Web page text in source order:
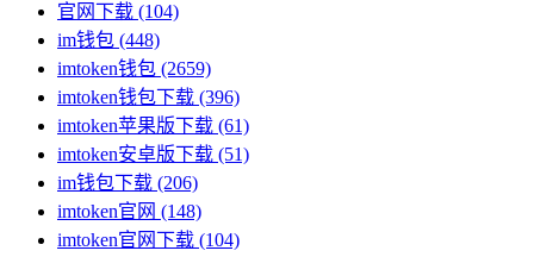
官网下载 (104)
im钱包 (448)
imtoken钱包 (2659)
imtoken钱包下载 (396)
imtoken苹果版下载 (61)
imtoken安卓版下载 (51)
im钱包下载 (206)
imtoken官网 (148)
imtoken官网下载 (104)